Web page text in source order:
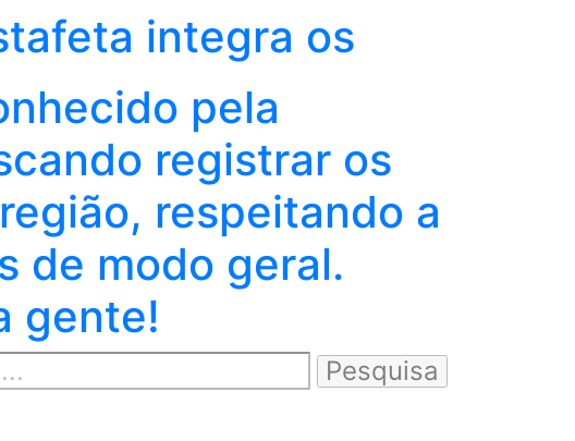
integra os
pela
registrar os
respeitando a
de modo geral.
gente!